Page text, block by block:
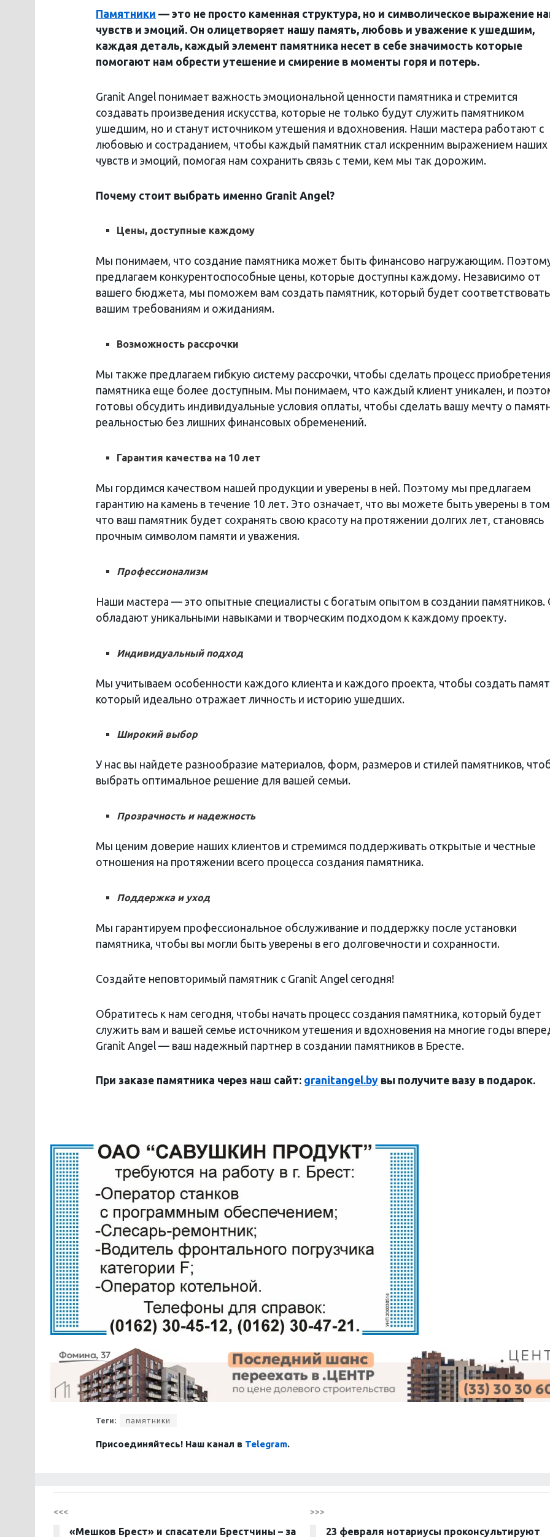
Памятники — это не просто каменная структура, но и символическое выражение
чувств и эмоций. Он олицетворяет нашу память, любовь и уважение к ушедшим,
каждая деталь, каждый элемент памятника несет в себе значимость которые
помогают нам обрести утешение и смирение в моменты горя и потерь.
Granit Angel понимает важность эмоциональной ценности памятника и стремится
создавать произведения искусства, которые не только будут служить памятником
ушедшим, но и станут источником утешения и вдохновения. Наши мастера работают с
любовью и состраданием, чтобы каждый памятник стал искренним выражением наших
чувств и эмоций, помогая нам сохранить связь с теми, кем мы так дорожим.
Почему стоит выбрать именно Granit Angel?
Цены, доступные каждому
Мы понимаем, что создание памятника может быть финансово нагружающим.
предлагаем конкурентоспособные цены, которые доступны каждому. Независимо от
вашего бюджета, мы поможем вам создать памятник, который будет соответствовать
вашим требованиям и ожиданиям.
Возможность рассрочки
Мы также предлагаем гибкую систему рассрочки, чтобы сделать процесс
памятника еще более доступным. Мы понимаем, что каждый клиент уникален, и
готовы обсудить индивидуальные условия оплаты, чтобы сделать вашу мечту о
реальностью без лишних финансовых обременений.
Гарантия качества на 10 лет
Мы гордимся качеством нашей продукции и уверены в ней. Поэтому мы предлагаем
гарантию на камень в течение 10 лет. Это означает, что вы можете быть уверены в
что ваш памятник будет сохранять свою красоту на протяжении долгих лет, становясь
прочным символом памяти и уважения.
Профессионализм
Наши мастера — это опытные специалисты с богатым опытом в создании памятников.
обладают уникальными навыками и творческим подходом к каждому проекту.
Индивидуальный подход
Мы учитываем особенности каждого клиента и каждого проекта, чтобы создать
который идеально отражает личность и историю ушедших.
Широкий выбор
У нас вы найдете разнообразие материалов, форм, размеров и стилей памятников,
выбрать оптимальное решение для вашей семьи.
Прозрачность и надежность
Мы ценим доверие наших клиентов и стремимся поддерживать открытые и честные
отношения на протяжении всего процесса создания памятника.
Поддержка и уход
Мы гарантируем профессиональное обслуживание и поддержку после установки
памятника, чтобы вы могли быть уверены в его долговечности и сохранности.
Создайте неповторимый памятник с Granit Angel сегодня!
Обратитесь к нам сегодня, чтобы начать процесс создания памятника, который будет
служить вам и вашей семье источником утешения и вдохновения на многие годы
Granit Angel — ваш надежный партнер в создании памятников в Бресте.
При заказе памятника через наш сайт: granitangel.by вы получите вазу в подарок.
Теги: памятники
Присоединяйтесь! Наш канал в Telegram.
<<<
«Мешков Брест» и спасатели Брестчины – за
>>>
23 февраля нотариусы проконсультируют